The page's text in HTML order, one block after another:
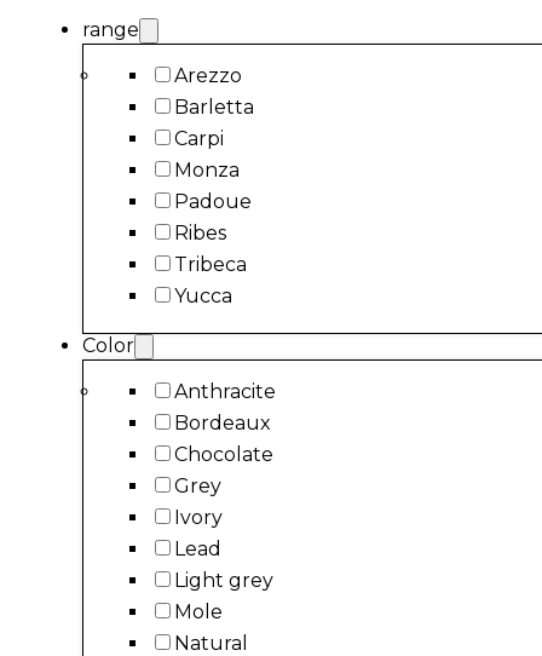
range
Arezzo
Barletta
Carpi
Monza
Padoue
Ribes
Tribeca
Yucca
Color
Anthracite
Bordeaux
Chocolate
Grey
Ivory
Lead
Light grey
Mole
Natural